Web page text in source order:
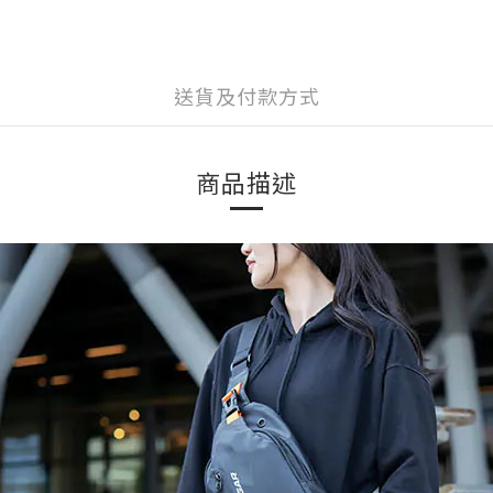
送貨及付款方式
商品描述